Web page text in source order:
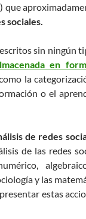
que
sociales.
sin ningún
en
la
o el
de redes
de las redes
y las
estas